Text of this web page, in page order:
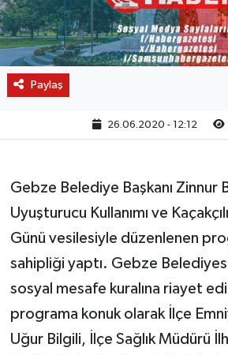
Paylaş
26.06.2020 - 12:12
Gebze Belediye Başkanı Zinnur
Uyuşturucu Kullanımı ve
Günü vesilesiyle düzenlenen
sahipliği yaptı. Gebze
sosyal mesafe kuralına riayet
programa konuk olarak İlçe
Uğur Bilgili, İlçe Sağlık Müdürü